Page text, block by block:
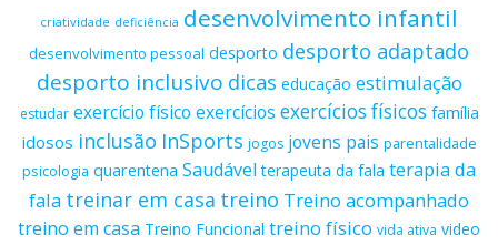
criatividade deficiência desenvolvimento infantil
desenvolvimento pessoal desporto desporto adaptado
desporto inclusivo dicas educação estimulação
estudar exercício físico exercícios exercícios físicos família
idosos inclusão InSports jogos jovens pais parentalidade
psicologia quarentena Saudável terapeuta da fala terapia da
fala treinar em casa treino Treino acompanhado
treino em casa Treino Funcional treino físico vida ativa video